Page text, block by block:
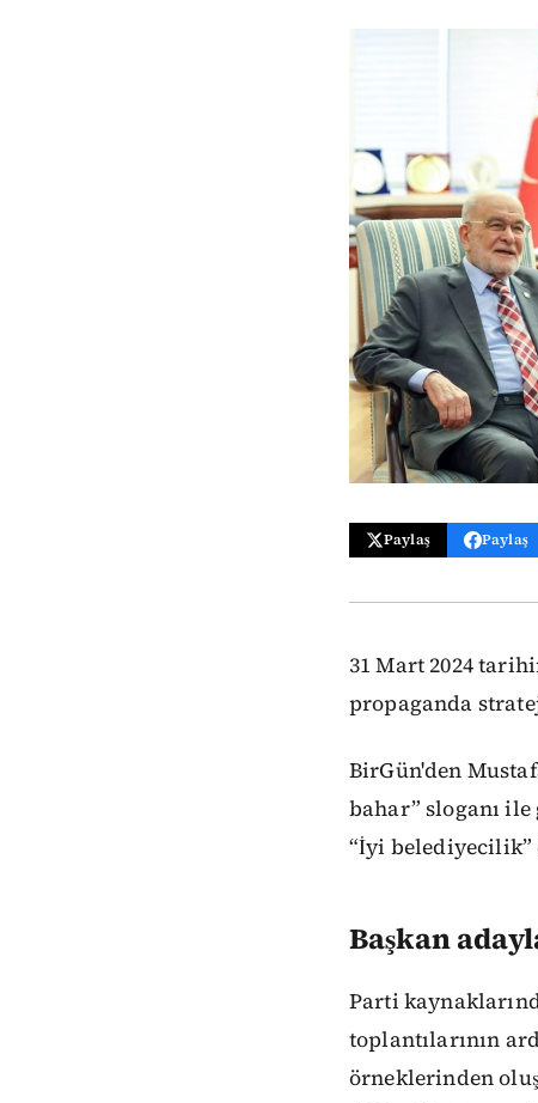
Paylaş Paylaş
31 Mart 2024
propaganda
BirGün'den
bahar” sloganı
“İyi
Başkan
Parti
toplantılarının
örneklerinden